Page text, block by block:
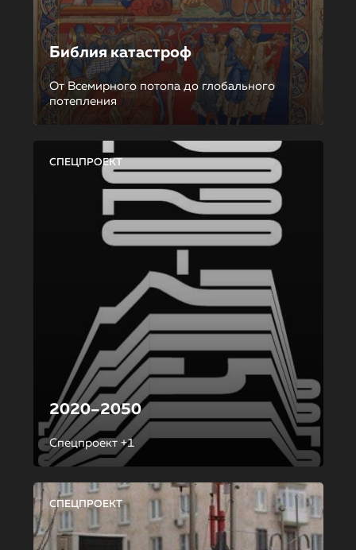
Библия катастроф
От Всемирного потопа до глобального
потепления
СПЕЦПРОЕКТ
2020–2050
Спецпроект +1
СПЕЦПРОЕКТ